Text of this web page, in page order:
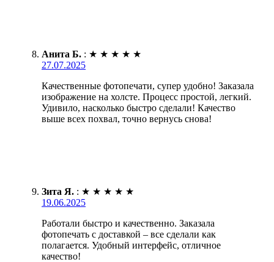
Анита Б. : ★ ★ ★ ★ ★
27.07.2025
Качественные фотопечати, супер удобно! Заказала
изображение на холсте. Процесс простой, легкий.
Удивило, насколько быстро сделали! Качество
выше всех похвал, точно вернусь снова!
Зита Я. : ★ ★ ★ ★ ★
19.06.2025
Работали быстро и качественно. Заказала
фотопечать с доставкой – все сделали как
полагается. Удобный интерфейс, отличное
качество!